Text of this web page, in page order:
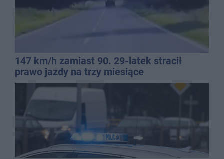
147 km/h zamiast 90. 29-latek stracił
prawo jazdy na trzy miesiące